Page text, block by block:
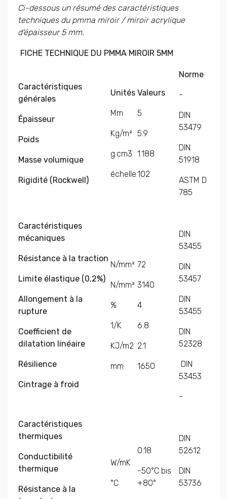
Ci-dessous un résumé des caractéristiques
techniques du pmma miroir / miroir acrylique
d'épaisseur 5 mm.
FICHE TECHNIQUE DU PMMA MIROIR 5MM
Caractéristiques
générales
Épaisseur
Poids
Masse volumique
Rigidité (Rockwell)
Unités
Mm
Kg/m²
g.cm3
échelle
Valeurs
5
5.9
1.188
102
Norme
-
DIN
53479
DIN
51918
ASTM D
785
Caractéristiques
mécaniques
Résistance à la traction
Limite élastique (0,2%)
Allongement à la
rupture
Coefficient de
dilatation linéaire
Résilience
Cintrage à froid
N/mm²
N/mm²
%
1/K
KJ/m2
mm
72
3140
4
6.8
2.1
1650
DIN
53455
DIN
53457
DIN
53455
DIN
52328
DIN
53453
-
Caractéristiques
thermiques
Conductibilité
thermique
Résistance à la
W/mK
°C
0.18
-50°C bis
+80°
DIN
52612
DIN
53736